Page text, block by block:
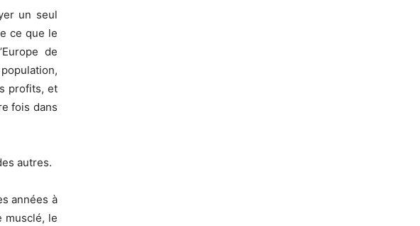
un seul
ce que le
de
profits, et
fois dans
autres.
années à
musclé, le